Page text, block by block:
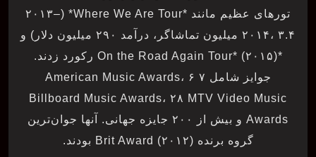
تورهای عظیم مانند *Where We Are Tour* (۲۰۱۳–
۲۰۱۴، ۳.۴ میلیون تماشاگر، درآمد ۲۹۰ میلیون دلار) و
*On the Road Again Tour* (۲۰۱۵) رکورد زدند.
جوایز شامل ۷ American Music Awards، ۶
Billboard Music Awards، ۲۸ MTV Video Music
Awards و بیش از ۲۰۰ جایزه جهانی. آنها جوان‌ترین
گروه برنده Brit Award (۲۰۱۲) بودند.